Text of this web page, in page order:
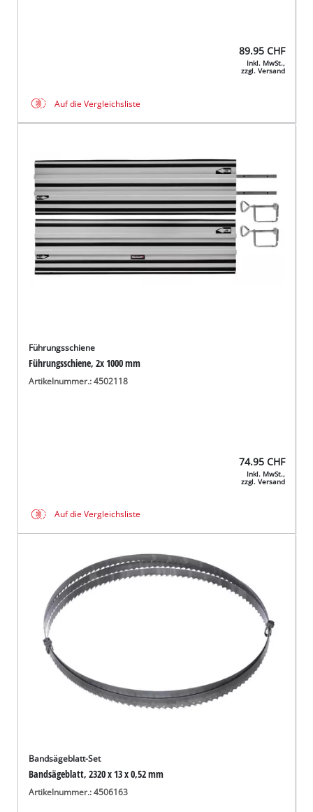
89.95 CHF
Inkl. MwSt.,
zzgl. Versand
Auf die Vergleichsliste
Führungsschiene
Führungsschiene, 2x 1000 mm
Artikelnummer.: 4502118
74.95 CHF
Inkl. MwSt.,
zzgl. Versand
Auf die Vergleichsliste
Bandsägeblatt-Set
Bandsägeblatt, 2320 x 13 x 0,52 mm
Artikelnummer.: 4506163